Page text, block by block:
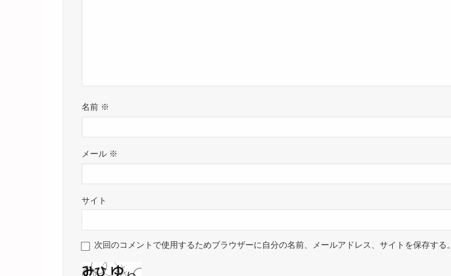
名前 ※
メール ※
サイト
次回のコメントで使用するためブラウザーに自分の名前、メールアドレス、サイトを保存する。